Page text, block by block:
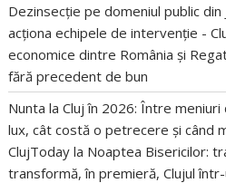
Dezinsecție pe domeniul public din
acționa echipele de intervenție -
economice dintre România și
fără precedent de bun
Nunta la Cluj în 2026: Între
lux, cât costă o petrecere și când
ClujToday la Noaptea Bisericilor:
transformă, în premieră, Clujul